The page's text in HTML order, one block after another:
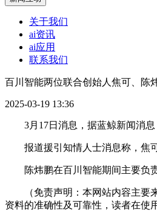
关于我们
ai资讯
ai应用
联系我们
百川智能两位联合创始人焦可、陈
2025-03-19 13:36
3月17日消息，据蓝鲸新闻消息
报道援引知情人士消息称，焦可
陈炜鹏在百川智能期间主要负责
（免责声明：本网站内容主要来
资料的准确性及可靠性，读者在使